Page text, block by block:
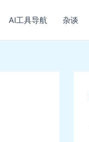
AI工具导航 杂谈